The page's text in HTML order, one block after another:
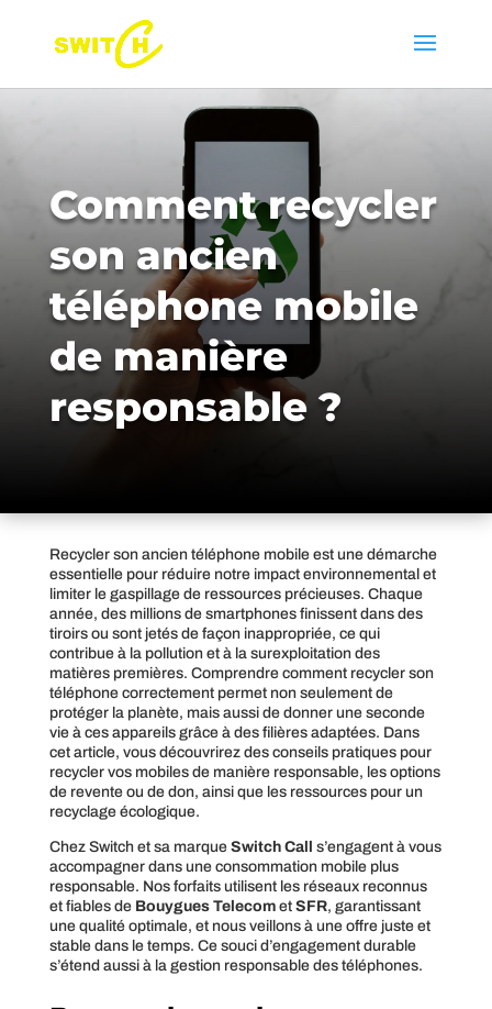
Comment recycler
son ancien
téléphone mobile
de manière
responsable ?
Recycler son ancien téléphone mobile est une démarche
essentielle pour réduire notre impact environnemental et
limiter le gaspillage de ressources précieuses. Chaque
année, des millions de smartphones finissent dans des
tiroirs ou sont jetés de façon inappropriée, ce qui
contribue à la pollution et à la surexploitation des
matières premières. Comprendre comment recycler son
téléphone correctement permet non seulement de
protéger la planète, mais aussi de donner une seconde
vie à ces appareils grâce à des filières adaptées. Dans
cet article, vous découvrirez des conseils pratiques pour
recycler vos mobiles de manière responsable, les options
de revente ou de don, ainsi que les ressources pour un
recyclage écologique.
Chez Switch et sa marque Switch Call s’engagent à vous
accompagner dans une consommation mobile plus
responsable. Nos forfaits utilisent les réseaux reconnus
et fiables de Bouygues Telecomet SFR, garantissant
une qualité optimale, et nous veillons à une offre juste et
stable dans le temps. Ce souci d’engagement durable
s’étend aussi à la gestion responsable des téléphones.